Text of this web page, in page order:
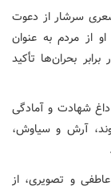
سرشار از دعوت
از مردم به عنوان
بحران‌ها تأکید
شهادت و آمادگی
آرش و سیاوش،
و تصویری، از